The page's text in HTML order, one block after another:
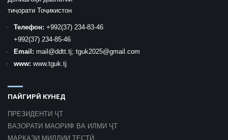
тиҷорати Тоҷикистон
Телефон: +992(37) 234-83-46
+992(37) 234-85-46
Email: mail@ddtt.tj; tguk2025@gmail.com
www: www.tguk.tj
ПАЙГИРӢ КУНЕД
ПРЕЗИДЕНТИ ҶТ
ВАЗОРАТИ МАОРИФ ВА ИЛМИ ҶТ
МАРКАЗИ МИЛЛИИ ТЕСТӢ